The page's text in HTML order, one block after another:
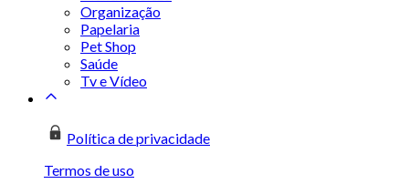
Organização
Papelaria
Pet Shop
Saúde
Tv e Vídeo
Política de privacidade
Termos de uso